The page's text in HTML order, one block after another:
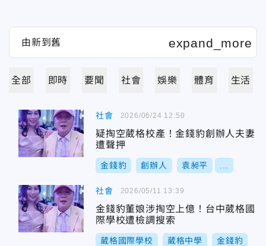
全部 即時 要聞 社會 娛樂 體育 生活
社會
疑掏空葳格校產！金錢豹創辦人夫妻
遭聲押
金錢豹 創辦人 袁昶平
2026/06/24 12:50
社會
金錢豹董娘涉掏空上億！台中葳格國
際學校遭檢調搜索
葳格國際學校 葳格中學 金錢豹
2026/05/11 13:39